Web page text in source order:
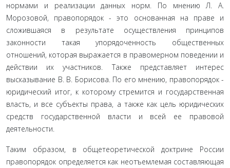
нормами и реализации данных норм. По мнению Л. А.
Морозовой, правопорядок - это основанная на праве и
сложившаяся в результате осуществления принципов
законности такая упо­рядоченность общественных
отношений, которая выражается в правомерном поведении и
действии их участников. Также представляет интерес
высказывание В. В. Борисова. По его мнению, правопорядок -
юридический итог, к которому стре­мится и государственная
власть, и все субъекты права, а также как цель юридических
средств государственной власти и всей ее правовой
деятельности.
Таким образом, в общетеоретической доктрине России
правопорядок определяется как неотъемлемая составляющая